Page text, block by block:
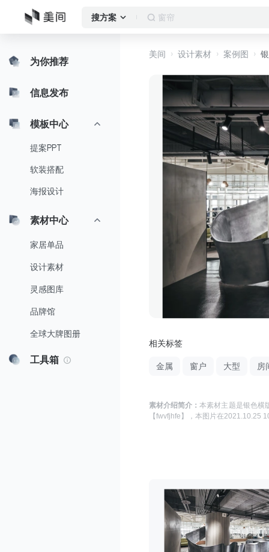
搜方案 窗帘
为你推荐
信息发布
模板中心
提案PPT
软装搭配
海报设计
素材中心
家居单品
设计素材
灵感图库
品牌馆
全球大牌图册
工具箱
美间 设计素材 案例图
相关标签
金属 窗户 大型 房
素材介绍简介：本素材主题是银色横
【fwvfjhfe】
，本图片在2021.10.25